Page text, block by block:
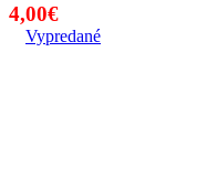
4,00€
Vypredané